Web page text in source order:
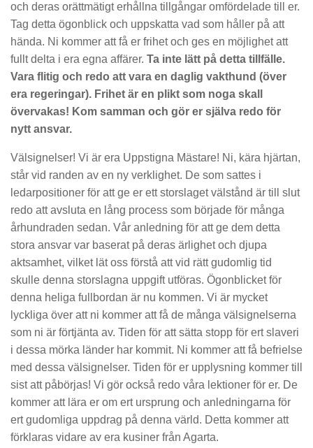
och deras orättmätigt erhållna tillgångar omfördelade till er.
Tag detta ögonblick och uppskatta vad som håller på att
hända. Ni kommer att få er frihet och ges en möjlighet att
fullt delta i era egna affärer. Ta inte lätt på detta tillfälle.
Vara flitig och redo att vara en daglig vakthund (över
era regeringar). Frihet är en plikt som noga skall
övervakas! Kom samman och gör er själva redo för
nytt ansvar.
Välsignelser! Vi är era Uppstigna Mästare! Ni, kära hjärtan,
står vid randen av en ny verklighet. De som sattes i
ledarpositioner för att ge er ett storslaget välstånd är till slut
redo att avsluta en lång process som började för många
århundraden sedan. Vår anledning för att ge dem detta
stora ansvar var baserat på deras ärlighet och djupa
aktsamhet, vilket lät oss förstå att vid rätt gudomlig tid
skulle denna storslagna uppgift utföras. Ögonblicket för
denna heliga fullbordan är nu kommen. Vi är mycket
lyckliga över att ni kommer att få de många välsignelserna
som ni är förtjänta av. Tiden för att sätta stopp för ert slaveri
i dessa mörka länder har kommit. Ni kommer att få befrielse
med dessa välsignelser. Tiden för er upplysning kommer till
sist att påbörjas! Vi gör också redo våra lektioner för er. De
kommer att lära er om ert ursprung och anledningarna för
ert gudomliga uppdrag på denna värld. Detta kommer att
förklaras vidare av era kusiner från Agarta.